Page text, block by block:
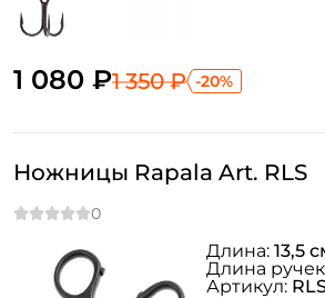
1 080 ₽1 350 ₽ -20%
Ножницы Rapala Art. RLS
Длина: 13,5
Длина
Артикул: